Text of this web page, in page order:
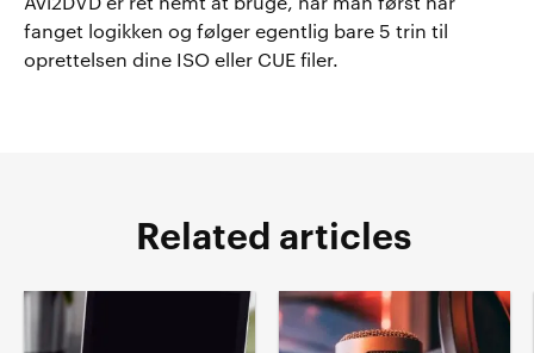
fanget logikken og følger egentlig bare 5 trin til
oprettelsen dine ISO eller CUE filer.
Related articles